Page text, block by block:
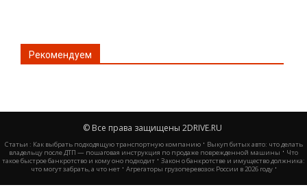
Рекомендуем
© Все права защищены 2DRIVE.RU
Статьи : Как выбрать подходящую транспортную компанию· Выкуп битых авто: что делать
владельцу после ДТП — пошаговая инструкция по продаже поврежденной машины· Что
такое быстрое банкротство и кому оно подходит · Закон о банкротстве и имущество должника:
что могут забрать, а что нет· Агрегаторы грузоперевозок России в 2026 году·